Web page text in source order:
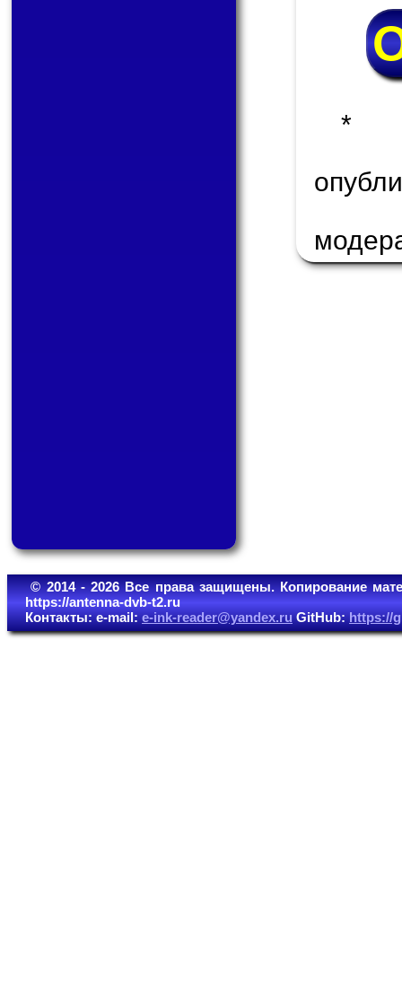
*
© 2014 - 2026 Все права защищены. Копирование
https://antenna-dvb-t2.ru
Контакты: e-mail:e-ink-reader@yandex.ruGitHub:https://